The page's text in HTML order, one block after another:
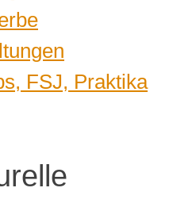
FSJ, Praktika